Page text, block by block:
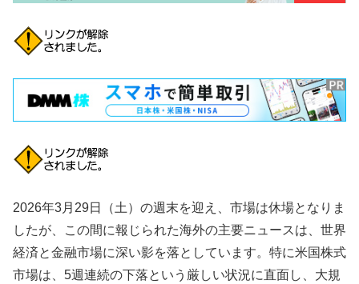
2026年3月29日（土）の週末を迎え、市場は休場となりま
したが、この間に報じられた海外の主要ニュースは、世界
経済と金融市場に深い影を落としています。特に米国株式
市場は、5週連続の下落という厳しい状況に直面し、大規